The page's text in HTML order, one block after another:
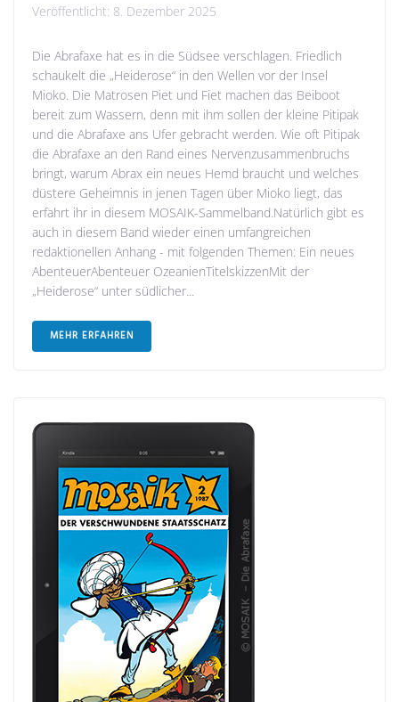
Veröffentlicht: 8. Dezember 2025
Die Abrafaxe hat es in die Südsee verschlagen. Friedlich
schaukelt die „Heiderose“ in den Wellen vor der Insel
Mioko. Die Matrosen Piet und Fiet machen das Beiboot
bereit zum Wassern, denn mit ihm sollen der kleine Pitipak
und die Abrafaxe ans Ufer gebracht werden. Wie oft Pitipak
die Abrafaxe an den Rand eines Nervenzusammenbruchs
bringt, warum Abrax ein neues Hemd braucht und welches
düstere Geheimnis in jenen Tagen über Mioko liegt, das
erfahrt ihr in diesem MOSAIK-Sammelband.Natürlich gibt es
auch in diesem Band wieder einen umfangreichen
redaktionellen Anhang - mit folgenden Themen: Ein neues
AbenteuerAbenteuer OzeanienTitelskizzenMit der
„Heiderose“ unter südlicher...
MEHR ERFAHREN